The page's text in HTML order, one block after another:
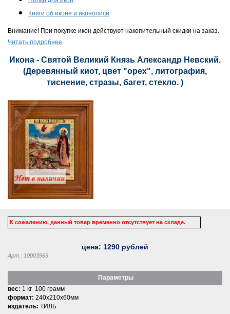
Книги об иконе и иконописи
Внимание! При покупке икон действуют накопительный скидки на заказ.
Читать подробнее
Икона - Святой Великий Князь Александр Невский.
(Деревянный киот, цвет "орех", литография,
тиснение, стразы, багет, стекло. )
К сожалению, данный товар временно отсутствует на складе.
цена: 1290 рублей
Арт.: 10003969
Параметры
вес: 1 кг 100 грамм
формат: 240x210x60мм
издатель: ТИЛЬ